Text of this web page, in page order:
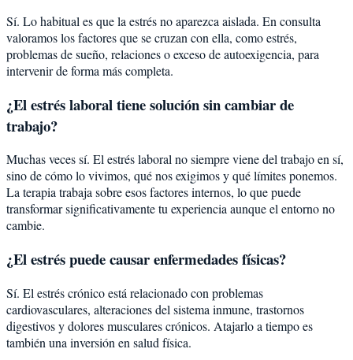
Sí. Lo habitual es que la estrés no aparezca aislada. En consulta
valoramos los factores que se cruzan con ella, como estrés,
problemas de sueño, relaciones o exceso de autoexigencia, para
intervenir de forma más completa.
¿El estrés laboral tiene solución sin cambiar de
trabajo?
Muchas veces sí. El estrés laboral no siempre viene del trabajo en sí,
sino de cómo lo vivimos, qué nos exigimos y qué límites ponemos.
La terapia trabaja sobre esos factores internos, lo que puede
transformar significativamente tu experiencia aunque el entorno no
cambie.
¿El estrés puede causar enfermedades físicas?
Sí. El estrés crónico está relacionado con problemas
cardiovasculares, alteraciones del sistema inmune, trastornos
digestivos y dolores musculares crónicos. Atajarlo a tiempo es
también una inversión en salud física.